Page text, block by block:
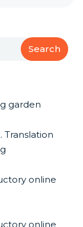
Search
garden
Translation
online
online